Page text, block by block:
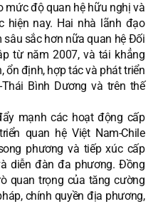
mức độ quan hệ hữu nghị và
hiện nay. Hai nhà lãnh đạo
sắc hơn nữa quan hệ Đối
từ năm 2007, và tái khẳng
ổn định, hợp tác và phát triển
Bình Dương và trên thế
mạnh các hoạt động cấp
quan hệ Việt Nam-Chile
phương và tiếp xúc cấp
diễn đàn đa phương. Đồng
quan trọng của tăng cường
chính quyền địa phương,